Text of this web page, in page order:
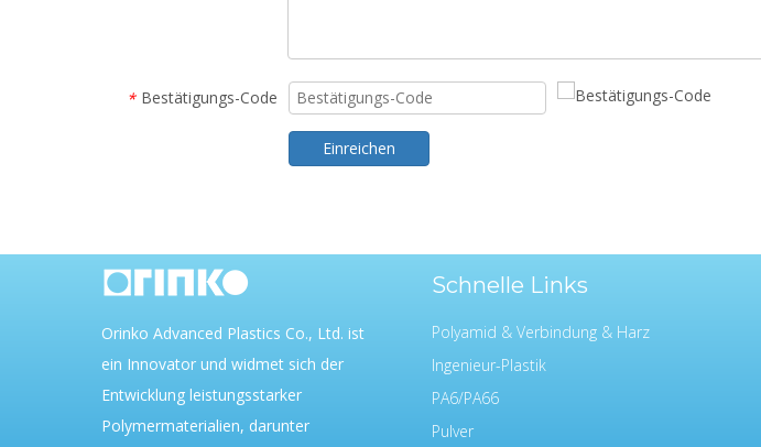
* Bestätigungs-Code
Einreichen
Orinko Advanced Plastics Co., Ltd. ist
ein Innovator und widmet sich der
Entwicklung leistungsstarker
Polymermaterialien, darunter
Schnelle Links
Polyamid & Verbindung & Harz
Ingenieur-Plastik
PA6/PA66
Pulver